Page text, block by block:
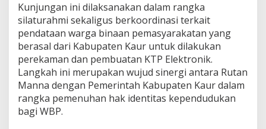
K
a
u
r
S
i
n
Kunjungan ini dilaksanakan dalam rangka
silaturahmi sekaligus berkoordinasi terkait
pendataan warga binaan pemasyarakatan yang
berasal dari Kabupaten Kaur untuk dilakukan
perekaman dan pembuatan KTP Elektronik.
Langkah ini merupakan wujud sinergi antara Rutan
Manna dengan Pemerintah Kabupaten Kaur dalam
rangka pemenuhan hak identitas kependudukan
bagi WBP.